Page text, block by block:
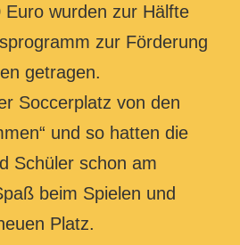
wurden zur Hälfte
zur Förderung
getragen.
Soccerplatz von den
und so hatten die
Schüler schon am
beim Spielen und
Platz.